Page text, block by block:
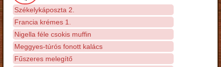
Székelykáposzta 2.
Francia krémes 1.
Nigella féle csokis muffin
Meggyes-túrós fonott kalács
Fűszeres melegítő